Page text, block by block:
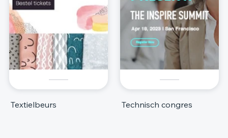
Textielbeurs Technisch congres